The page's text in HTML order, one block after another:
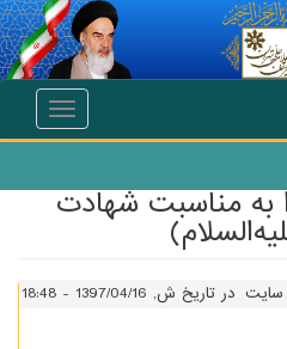
Toggle
به مناسبت شهادت
سایت در تاریخ ش, 1397/04/16 - 18:48